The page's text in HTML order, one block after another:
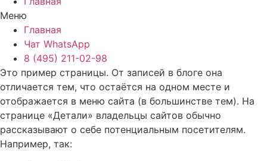
Меню
Главная
Чат WhatsApp
8 (495) 211-02-98
Это пример страницы. От записей в блоге она
отличается тем, что остаётся на одном месте и
отображается в меню сайта (в большинстве тем). На
странице «Детали» владельцы сайтов обычно
рассказывают о себе потенциальным посетителям.
Например, так: